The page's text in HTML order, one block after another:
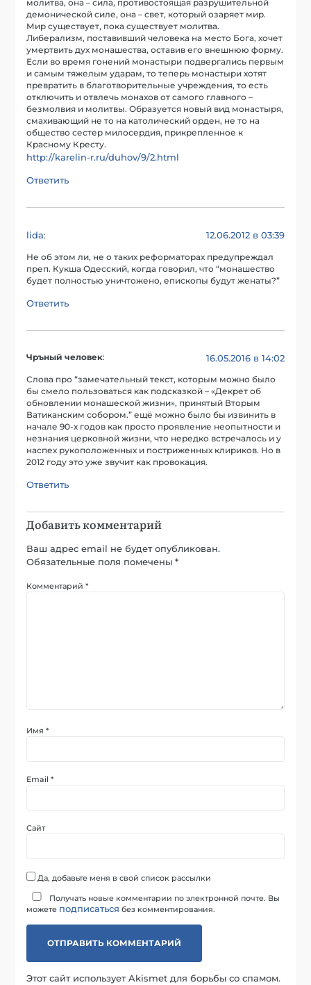
молитва, она – сила, противостоящая разрушительной
демонической силе, она – свет, который озаряет мир.
Мир существует, пока существует молитва.
Либерализм, поставивший человека на место Бога, хочет
умертвить дух монашества, оставив его внешнюю форму.
Если во время гонений монастыри подвергались первым
и самым тяжелым ударам, то теперь монастыри хотят
превратить в благотворительные учреждения, то есть
отключить и отвлечь монахов от самого главного –
безмолвия и молитвы. Образуется новый вид монастыря,
смахивающий не то на католический орден, не то на
общество сестер милосердия, прикрепленное к
Красному Кресту.
http://karelin-r.ru/duhov/9/2.html
Ответить
lida: 12.06.2012 в 03:39
Не об этом ли, не о таких реформаторах предупреждал
преп. Кукша Одесский, когда говорил, что “монашество
будет полностью уничтожено, епископы будут женаты?”
Ответить
Чръный человек: 16.05.2016 в 14:02
Слова про “замечательный текст, которым можно было
бы смело пользоваться как подсказкой – «Декрет об
обновлении монашеской жизни», принятый Вторым
Ватиканским собором.” ещё можно было бы извинить в
начале 90-х годов как просто проявление неопытности и
незнания церковной жизни, что нередко встречалось и у
наспех рукоположенных и постриженных клириков. Но в
2012 году это уже звучит как провокация.
Ответить
Добавить комментарий
Ваш адрес email не будет опубликован.
Обязательные поля помечены*
Комментарий*
Имя*
Email*
Сайт
Да, добавьте меня в свой список рассылки
Получать новые комментарии по электронной почте. Вы
можете подписаться без комментирования.
Этот сайт использует Akismet для борьбы со спамом.